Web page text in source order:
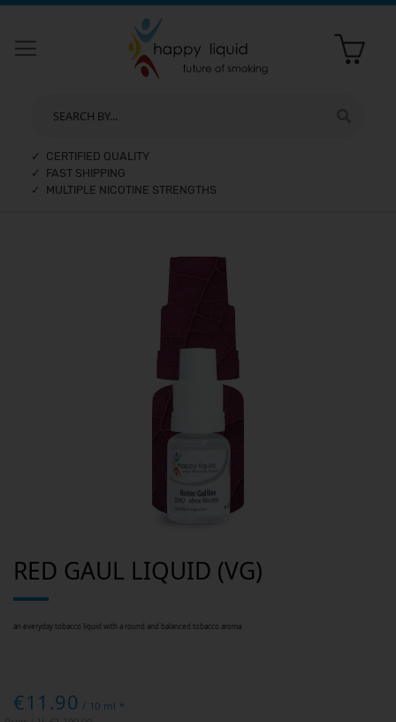
SEARCH BY...
✓ CERTIFIED QUALITY
✓ FAST SHIPPING
✓ MULTIPLE NICOTINE STRENGTHS
RED GAUL LIQUID (VG)
an everyday tobacco liquid with a round and balanced tobacco aroma
€11.90 / 10 ml *
to
the
gallery